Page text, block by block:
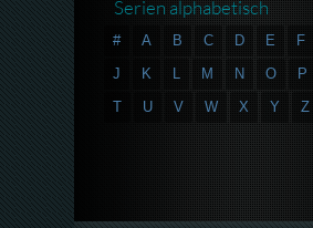
Serien alphabetisch
# A B C D E F
J
K L M N O P
T
U V W X Y Z